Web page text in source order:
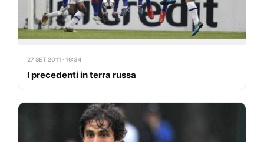
27 SET 2011 · 16:34
I precedenti in terra russa